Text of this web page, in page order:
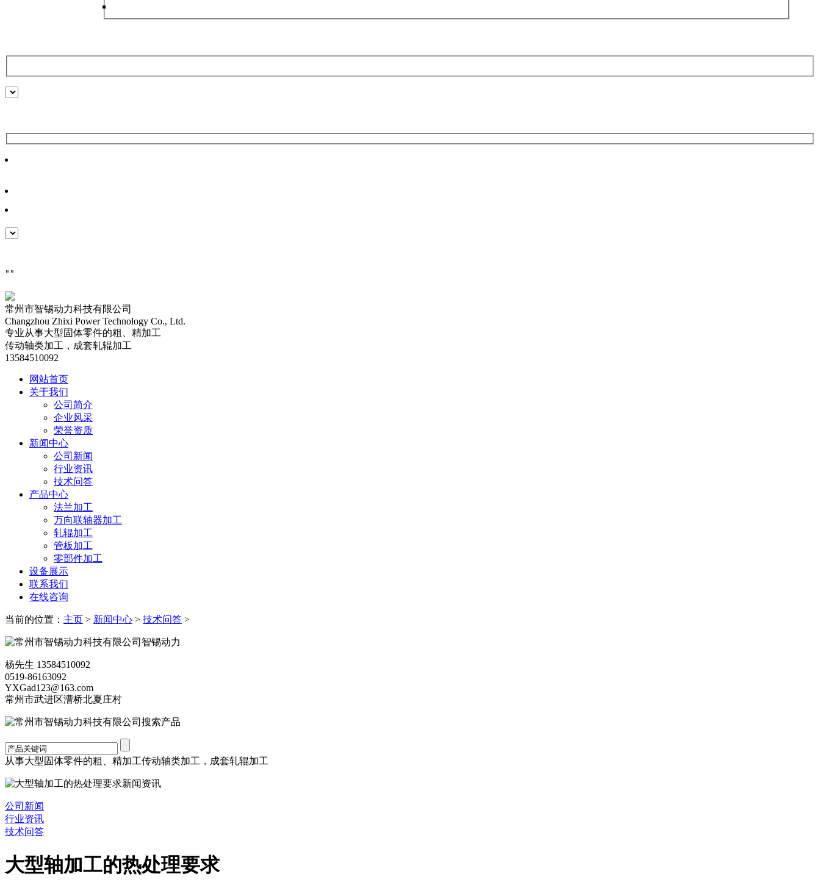
常州市智锡动力科技有限公司
Changzhou Zhixi Power Technology Co., Ltd.
专业从事大型固体零件的粗、精加工
传动轴类加工， 成套轧辊加工
13584510092
网站首页
关于我们
公司简介
企业风采
荣誉资质
新闻中心
公司新闻
行业资讯
技术问答
产品中心
法兰加工
万向联轴器加工
轧辊加工
管板加工
零部件加工
设备展示
联系我们
在线咨询
当前的位置： 主页 > 新闻中心 > 技术问答 >
智锡动力
杨先生 13584510092
0519-86163092
YXGad123@163.com
常州市武进区漕桥北夏庄村
搜索产品
从事大型固体零件的粗、精加工传动轴类加工，成套轧辊加工
新闻资讯
公司新闻
行业资讯
技术问答
大型轴加工的热处理要求